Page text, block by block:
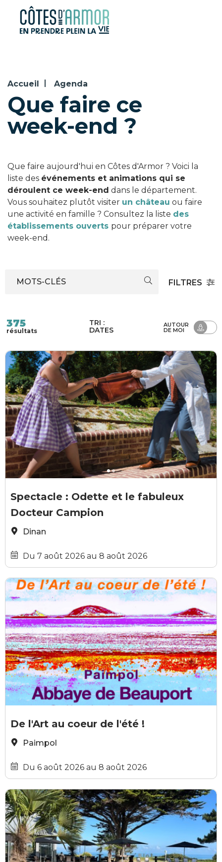
Panneau de gestion des cookies
Accueil Agenda
Que faire ce
week-end ?
Que faire aujourd'hui en Côtes d'Armor ? Voici la
liste des événements et animations qui se
déroulent ce week-end dans le département.
Vous souhaitez plutôt visiter un château ou faire
une activité en famille ? Consultez la liste des
établissements ouverts pour préparer votre
week-end.
MOTS-CLÉS FILTRES
375
résultats
TRI :
DATES
AUTOUR
DE MOI
Spectacle : Odette et le fabuleux
Docteur Campion
Dinan
Du 7 août 2026 au 8 août 2026
De l'Art au coeur de l'été !
Paimpol
Du 6 août 2026 au 8 août 2026